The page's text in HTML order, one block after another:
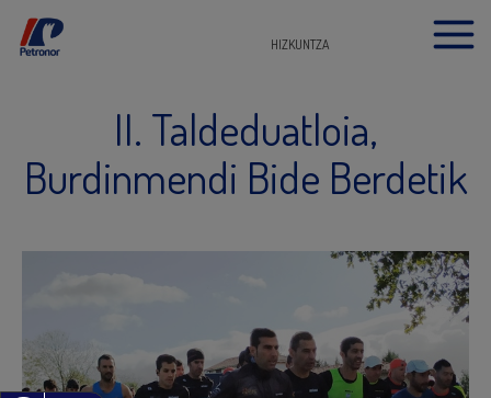
HIZKUNTZA
II. Taldeduatloia,
Burdinmendi Bide Berdetik